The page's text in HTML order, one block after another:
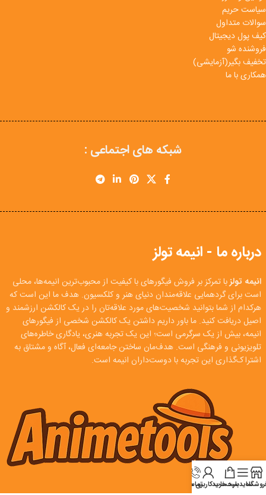
سیاست حریم
سوالات متداول
کیف پول دیجیتال
فروشنده شو
تخفیف بگیر(آزمایشی)
همکاری با ما
شبکه های اجتماعی :
درباره ما - انیمه تولز
انیمه تولزبا تمرکز بر فروش فیگورهای با کیفیت از محبوب‌ترین انیمه‌ها، محلی
است برای گردهمایی علاقه‌مندان دنیای هنر و کلکسیون. هدف ما این است که
هرکدام از شما بتوانید شخصیت‌های مورد علاقه‌تان را در یک کالکشن ارزشمند و
اصیل دریافت کنید. ما باور داریم داشتن یک کالکشن شخصی از فیگورهای
انیمه، بیش از یک سرگرمی است؛ این یک تجربه هنری، یادگاری خاطره‌های
تلویزیونی و فرهنگی است. هدف‌مان ساختن جامعه‌ای فعال، آگاه و مشتاق به
اشتراک‌گذاری این تجربه با دوست‌داران انیمه است.
سایدبارسبد خرید
حساب کاربری من
تماس